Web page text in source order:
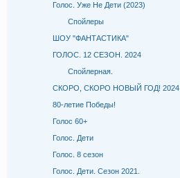
Голос. Уже Не Дети (2023)
Спойлеры
ШОУ "ФАНТАСТИКА"
ГОЛОС. 12 СЕЗОН. 2024
Спойлерная.
СКОРО, СКОРО НОВЫЙ ГОД! 2024
80-летие Победы!
Голос 60+
Голос. Дети
Голос. 8 сезон
Голос. Дети. Сезон 2021.